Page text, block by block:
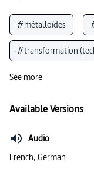
#métalloïdes
#transformation
#composants
#industrie des biens
#concurrence /
See more
Available Versions
Audio
French, German